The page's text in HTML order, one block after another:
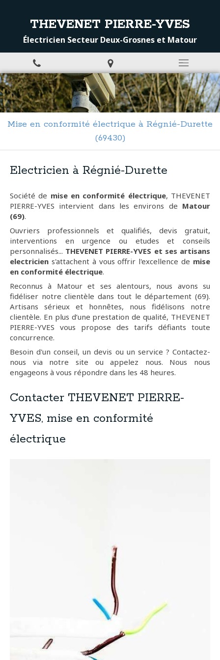
THEVENET PIERRE-YVES
Électricien Secteur Deux-Grosnes et Matour
Mise en conformité électrique à Régnié-Durette
(69430)
Electricien à Régnié-Durette
Société de mise en conformité électrique, THEVENET
PIERRE-YVES intervient dans les environs de Matour
(69).
Ouvriers professionnels et qualifiés, devis gratuit,
interventions en urgence ou etudes et conseils
personnalisés... THEVENET PIERRE-YVES et ses artisans
electricien s'attachent à vous offrir l'excellence de mise
en conformité électrique.
Reconnus à Matour et ses alentours, nous avons su
fidéliser notre clientèle dans tout le département (69).
Artisans sérieux et honnêtes, nous fidélisons notre
clientèle. En plus d’une prestation de qualité, THEVENET
PIERRE-YVES vous propose des tarifs défiants toute
concurrence.
Besoin d'un conseil, un devis ou un service ? Contactez-
nous via notre site ou appelez nous. Nous nous
engageons à vous répondre dans les 48 heures.
Contacter THEVENET PIERRE-
YVES, mise en conformité
électrique